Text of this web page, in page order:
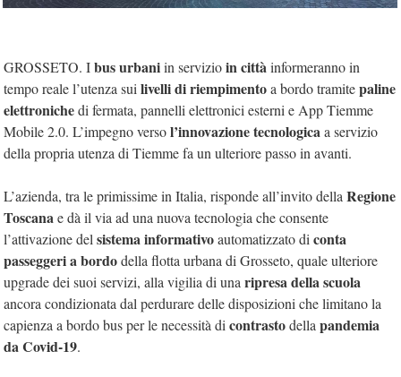
GROSSETO. Ibus urbaniin servizioin cittàinformeranno in
tempo reale l’utenza suilivelli di riempimentoa bordo tramitepaline
elettronichedi fermata, pannelli elettronici esterni e App Tiemme
Mobile 2.0. L’impegno versol’innovazione tecnologicaa servizio
della propria utenza di Tiemme fa un ulteriore passo in avanti.
L’azienda, tra le primissime in Italia, risponde all’invito dellaRegione
Toscanae dà il via ad una nuova tecnologia che consente
l’attivazione delsistema informativoautomatizzato diconta
passeggeri a bordodella flotta urbana di Grosseto, quale ulteriore
upgrade dei suoi servizi, alla vigilia di unaripresa della scuola
ancora condizionata dal perdurare delle disposizioni che limitano la
capienza a bordo bus per le necessità dicontrastodellapandemia
da Covid-19.